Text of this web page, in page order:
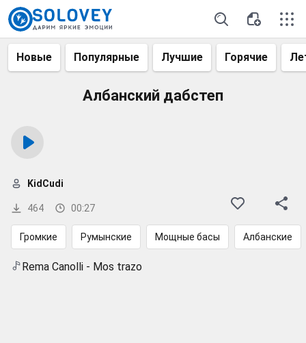
Новые Популярные Лучшие Горячие
Албанский дабстеп
464 00:27
KidCudi
Громкие Румынские Мощные басы Албанские
Rema Canolli - Mos trazo